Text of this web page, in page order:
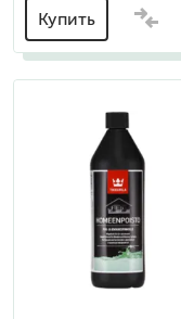
Купить